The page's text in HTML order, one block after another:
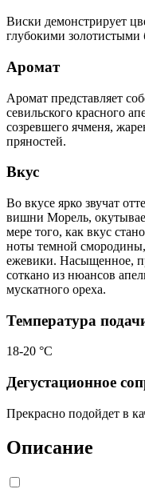
Виски демонстрирует
глубокими золотистыми
Аромат
Аромат представляет
севильского красного
созревшего ячменя,
пряностей.
Вкус
Во вкусе ярко звучат
вишни Морель,
мере того, как вкус
ноты темной
ежевики. Насыщенное,
соткано из нюансов
мускатного ореха.
Температура
18-20 °С
Дегустационное
Прекрасно подойдет в
Описание